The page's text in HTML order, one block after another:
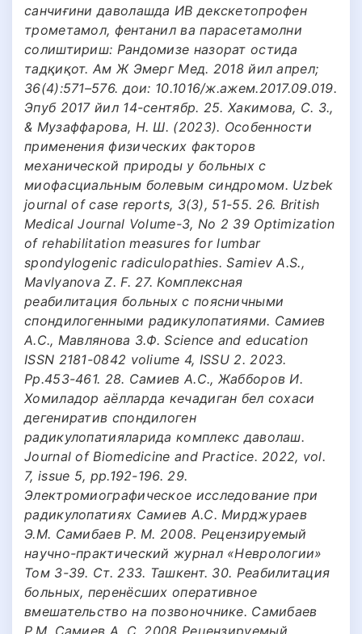
санчиғини даволашда ИВ декскетопрофен
трометамол, фентанил ва парасетамолни
солиштириш: Рандомизе назорат остида
тадқиқот. Ам Ж Эмерг Мед. 2018 йил апрел;
36(4):571–576. дои: 10.1016/ж.ажем.2017.09.019.
Эпуб 2017 йил 14-сентябр. 25. Хакимова, С. З.,
& Музаффарова, Н. Ш. (2023). Особенности
применения физических факторов
механической природы у больных с
миофасциальным болевым синдромом. Uzbek
journal of case reports, 3(3), 51-55. 26. British
Medical Journal Volume-3, No 2 39 Optimization
of rehabilitation measures for lumbar
spondylogenic radiculopathies. Samiev A.S.,
Mavlyanova Z. F. 27. Комплексная
реабилитация больных с поясничными
спондилогенными радикулопатиями. Самиев
А.С., Мавлянова З.Ф. Science and education
ISSN 2181-0842 voliume 4, ISSU 2. 2023.
Pp.453-461. 28. Самиев А.С., Жабборов И.
Хомиладор аёлларда кечадиган бел сохаси
дегениратив спондилоген
радикулопатияларида комплекс даволаш.
Journal of Biomedicine and Practice. 2022, vol.
7, issue 5, pp.192-196. 29.
Электромиографическое исследование при
радикулопатиях Самиев А.С. Мирджураев
Э.М. Самибаев Р. М. 2008. Рецензируемый
научно-практический журнал «Неврологии»
Том 3-39. Ст. 233. Ташкент. 30. Реабилитация
больных, перенёсших оперативное
вмешательство на позвоночнике. Самибаев
Р.М. Самиев А. С. 2008 Рецензируемый